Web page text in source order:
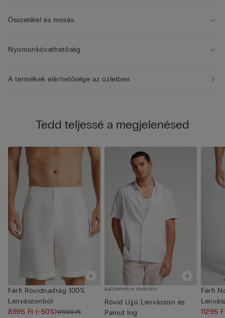
Összetétel és mosás
Nyomonkövethetőség
A termékek elérhetősége az üzletben
Tedd teljessé a megjelenésed
Férfi Rövidnadrág 100%
Lenvászonból
8995 Ft(-50%)17990 Ft
Személyre szabható
Rövid Ujjú Lenvászon és
Pamut Ing
Férfi
11295